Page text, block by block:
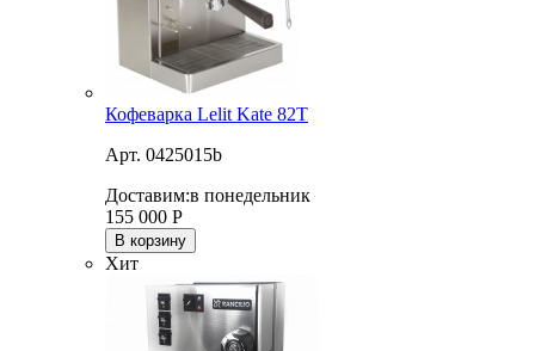
Кофеварка Lelit Kate 82T
Арт. 0425015b
Доставим:в понедельник
155 000 Р
В корзину
Хит